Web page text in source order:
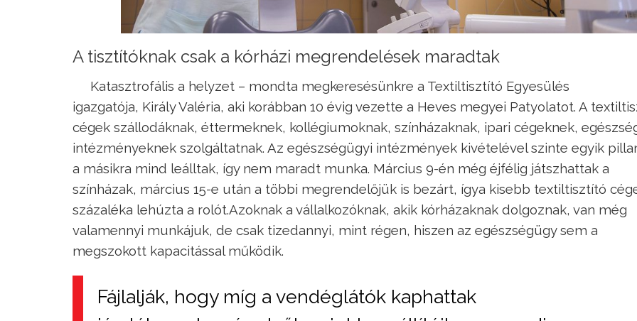
A tisztítóknak csak a kórházi megrendelések maradtak
Katasztrofális a helyzet – mondta megkeresésünkre a Textiltisztító Egyesülés
igazgatója, Király Valéria, aki korábban 10 évig vezette a Heves megyei Patyolatot. A
cégek szállodáknak, éttermeknek, kollégiumoknak, színházaknak, ipari cégeknek,
intézményeknek szolgáltatnak. Az egészségügyi intézmények kivételével szinte egyik
a másikra mind leálltak, így nem maradt munka. Március 9-én még éjfélig játszhattak a
színházak, március 15-e után a többi megrendelőjük is bezárt, ígya kisebb textiltisztító
százaléka lehúzta a rolót.Azoknak a vállalkozóknak, akik kórházaknak dolgoznak, van még
valamennyi munkájuk, de csak tizedannyi, mint régen, hiszen az egészségügy sem a
megszokott kapacitással működik.
Fájlalják, hogy míg a vendéglátók kaphattak